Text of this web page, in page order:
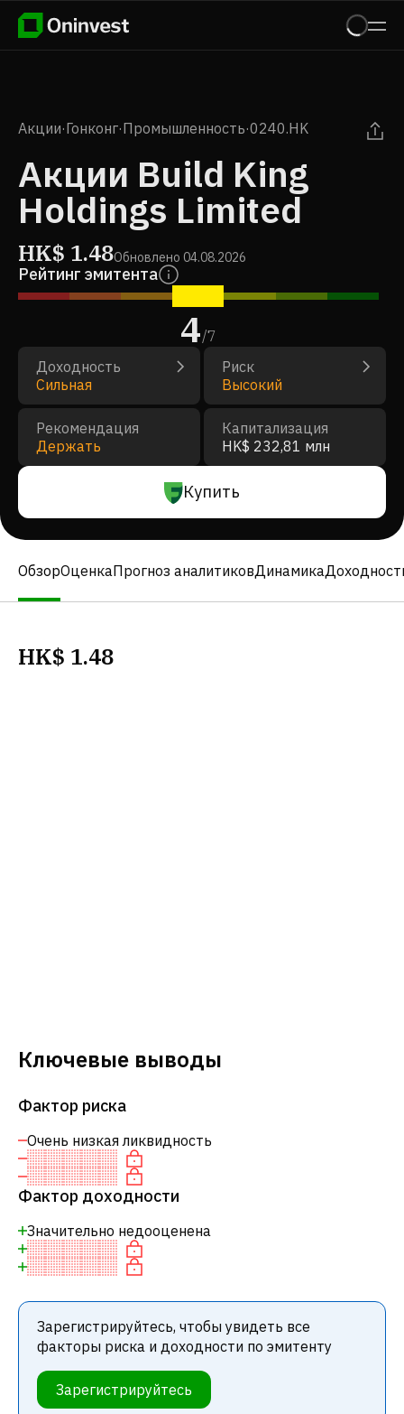
Акции·Гонконг·Промышленность·0240.HK
Акции Build King
Holdings Limited
HK$ 1.48Обновлено 04.08.2026
Рейтинг эмитента
4/7
Доходность
Сильная
Риск
Высокий
Рекомендация
Держать
Капитализация
HK$ 232,81 млн
Купить
ОбзорОценкаПрогноз аналитиковДинамика
HK$ 1.48
Ключевые выводы
Фактор риска
Очень низкая ликвидность
Фактор доходности
Значительно недооценена
Зарегистрируйтесь, чтобы увидеть все
факторы риска и доходности по эмитенту
Зарегистрируйтесь